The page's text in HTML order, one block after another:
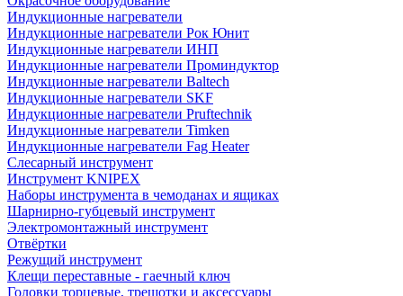
Индукционные нагреватели
Индукционные нагреватели Рок Юнит
Индукционные нагреватели ИНП
Индукционные нагреватели Проминдуктор
Индукционные нагреватели Baltech
Индукционные нагреватели SKF
Индукционные нагреватели Pruftechnik
Индукционные нагреватели Timken
Индукционные нагреватели Fag Heater
Слесарный инструмент
Инструмент KNIPEX
Наборы инструмента в чемоданах и ящиках
Шарнирно-губцевый инструмент
Электромонтажный инструмент
Отвёртки
Режущий инструмент
Клещи переставные - гаечный ключ
Головки торцевые, трещотки и аксессуары